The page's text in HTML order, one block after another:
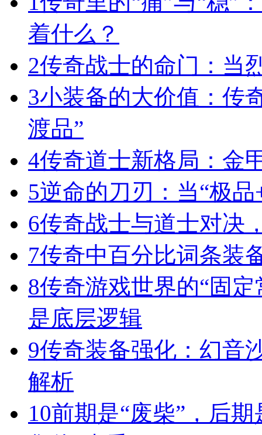
着什么？
2传奇战士的命门：当
3小装备的大价值：传
渡品”
4传奇道士新格局：金
5逆命的刀刃：当“极
6传奇战士与道士对决
7传奇中百分比词条装
8传奇游戏世界的“固
是底层逻辑
9传奇装备强化：幻音
解析
10前期是“废柴”，后